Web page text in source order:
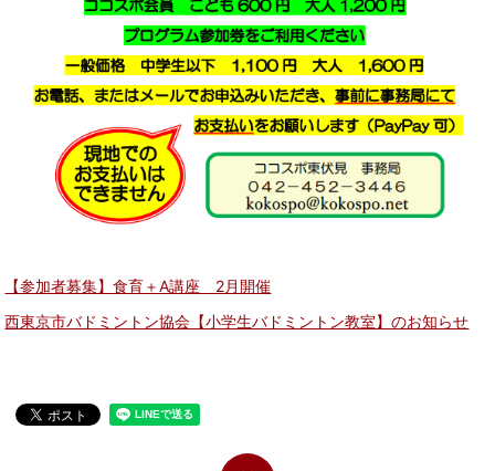
【参加者募集】食育＋A講座 2月開催
西東京市バドミントン協会【小学生バドミントン教室】のお知らせ